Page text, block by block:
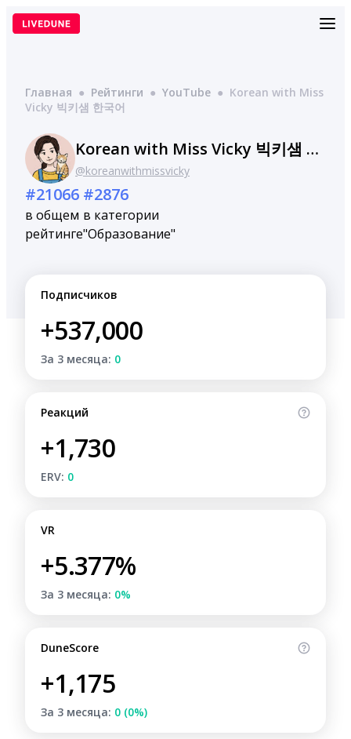
Перейти
Главная ● Рейтинги ● YouTube ● Korean with Miss
Vicky 빅키샘 한국어
Korean with Miss Vicky 빅키샘 한국어
@koreanwithmissvicky
#21066
в общем
рейтинге
#2876
в категории
"Образование"
Подписчиков
+537,000
За 3 месяца: 0
Реакций
+1,730
ERV: 0
VR
+5.377%
За 3 месяца: 0%
DuneScore
+1,175
За 3 месяца: 0 (0%)